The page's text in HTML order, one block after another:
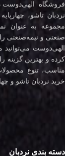
فروشگاه الهی‌دوست
نردبان تاشو،
مجموعه به عنوان
صنعتی و نیمه‌صنعتی
الهی‌دوست
کرده و بهترین گزینه
مناسب، تنوع
خرید نردبان تاشو و
دسته بندی نردبان